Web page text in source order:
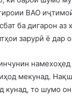
ВАО
ба дигарон аз
зарурӣ ё дар
мекунад.
то шумо